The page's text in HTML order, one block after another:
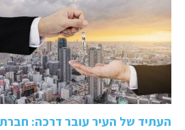
העתיד של העיר עובר דרכה: